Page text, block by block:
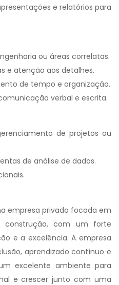
e relatórios para
ou áreas correlatas.
e atenção aos detalhes.
de tempo e organização.
verbal e escrita.
de projetos ou
de análise de dados.
empresa privada focada em
construção, com um forte
e a excelência. A empresa
aprendizado contínuo e
excelente ambiente para
e crescer junto com uma